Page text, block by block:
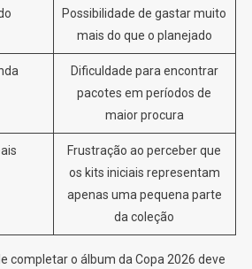
Possibilidade de gastar muito
mais do que o planejado
Dificuldade para encontrar
pacotes em períodos de
maior procura
Frustração ao perceber que
os kits iniciais representam
apenas uma pequena parte
da coleção
completar o álbum da Copa 2026 deve